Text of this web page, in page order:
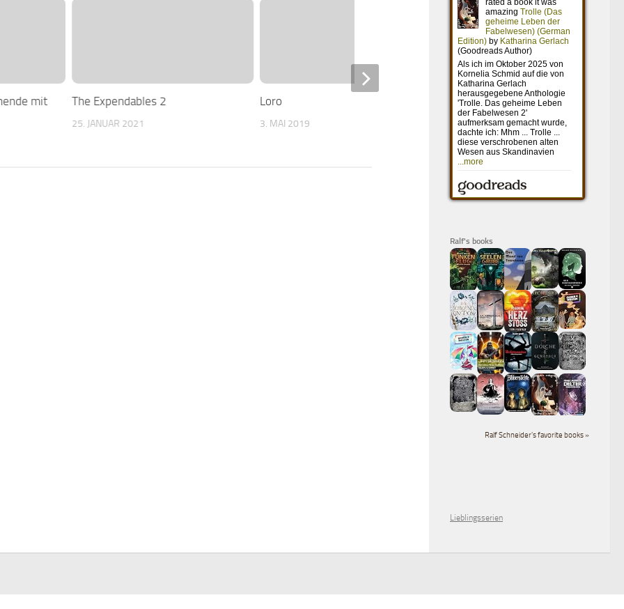
The Expendables 2
25. JANUAR 2021
Loro
3. MAI 2019
Die Eiskönigin – Völlig
unverfroren
15. JUNI 2018
mit
Ralf's books
Ralf Schneider's favorite books »
Lieblingsserien